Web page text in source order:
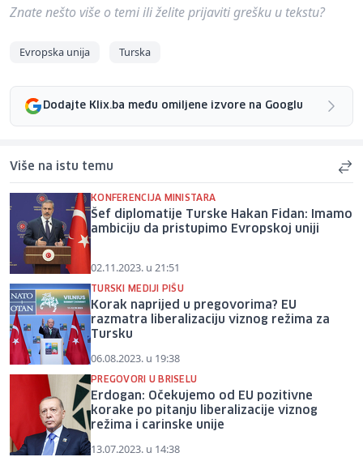
Znate nešto više o temi ili želite prijaviti grešku u tekstu?
Evropska unija Turska
Dodajte Klix.ba među omiljene izvore na Googlu
Više na istu temu
KONFERENCIJA MINISTARA
Šef diplomatije Turske Hakan Fidan: Imamo
ambiciju da pristupimo Evropskoj uniji
02.11.2023. u 21:51
TURSKI MEDIJI PIŠU
Korak naprijed u pregovorima? EU
razmatra liberalizaciju viznog režima za
Tursku
06.08.2023. u 19:38
PREGOVORI U BRISELU
Erdogan: Očekujemo od EU pozitivne
korake po pitanju liberalizacije viznog
režima i carinske unije
13.07.2023. u 14:38